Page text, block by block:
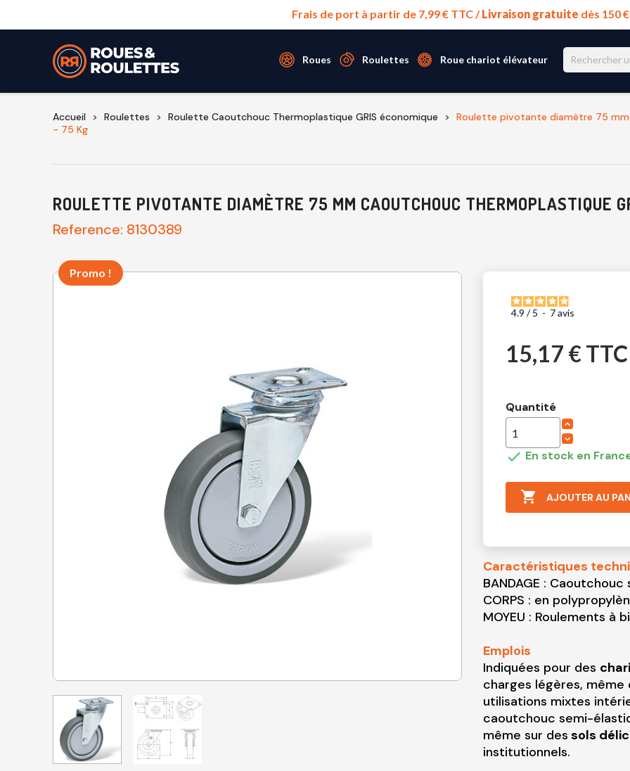
Frais de port à partir de 7,99 € TTC /Livraison gratuite dès 150
Roues Roulettes Roue chariot élévateur
Accueil Roulettes Roulette Caoutchouc Thermoplastique GRIS économique
Roulette pivotante diamètre 75 mm
- 75 Kg
ROULETTE PIVOTANTE DIAMÈTRE 75 MM CAOUTCHOUC THERMOPLASTIQUE
Reference: 8130389
Promo !
4.9 / 5 - 7avis
15,17 € TTC
Quantité
 En stock en
 AJOUTER AU
Caractéristiques
BANDAGE : Caoutchouc
CORPS : en
MOYEU : Roulements à
Emplois
Indiquées pour des
charges légères,
utilisations mixtes
caoutchouc semi-
même sur des sols
institutionnels.